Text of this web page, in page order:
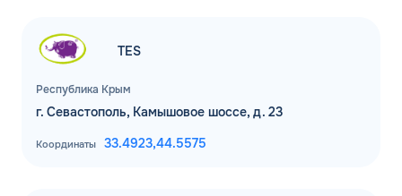
Республика Крым
TES
г. Севастополь, Камышовое шоссе, д. 23
Координаты 33.4923,44.5575